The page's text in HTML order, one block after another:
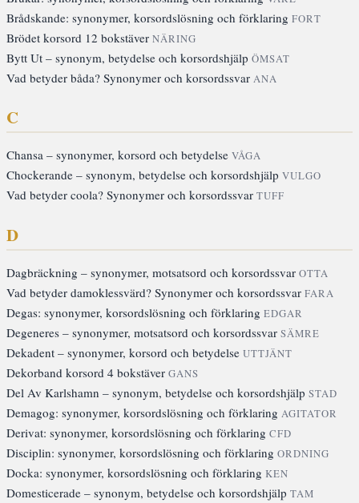
Brådskande: synonymer, korsordslösning och förklaring FORT
Brödet korsord 12 bokstäver NÄRING
Bytt Ut – synonym, betydelse och korsordshjälp ÖMSAT
Vad betyder båda? Synonymer och korsordssvar ANA
C
Chansa – synonymer, korsord och betydelse VÅGA
Chockerande – synonym, betydelse och korsordshjälp VULGO
Vad betyder coola? Synonymer och korsordssvar TUFF
D
Dagbräckning – synonymer, motsatsord och korsordssvar OTTA
Vad betyder damoklessvärd? Synonymer och korsordssvar FARA
Degas: synonymer, korsordslösning och förklaring EDGAR
Degeneres – synonymer, motsatsord och korsordssvar SÄMRE
Dekadent – synonymer, korsord och betydelse UTTJÄNT
Dekorband korsord 4 bokstäver GANS
Del Av Karlshamn – synonym, betydelse och korsordshjälp STAD
Demagog: synonymer, korsordslösning och förklaring AGITATOR
Derivat: synonymer, korsordslösning och förklaring CFD
Disciplin: synonymer, korsordslösning och förklaring ORDNING
Docka: synonymer, korsordslösning och förklaring KEN
Domesticerade – synonym, betydelse och korsordshjälp TAM